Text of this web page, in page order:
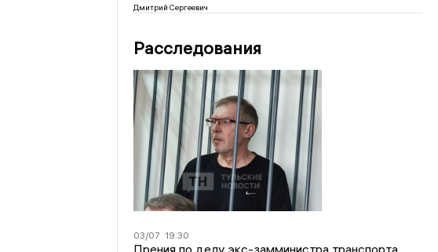
Дмитрий Сергеевич
Расследования
03/07 19:30
Прения по делу экс-замминистра транспорта